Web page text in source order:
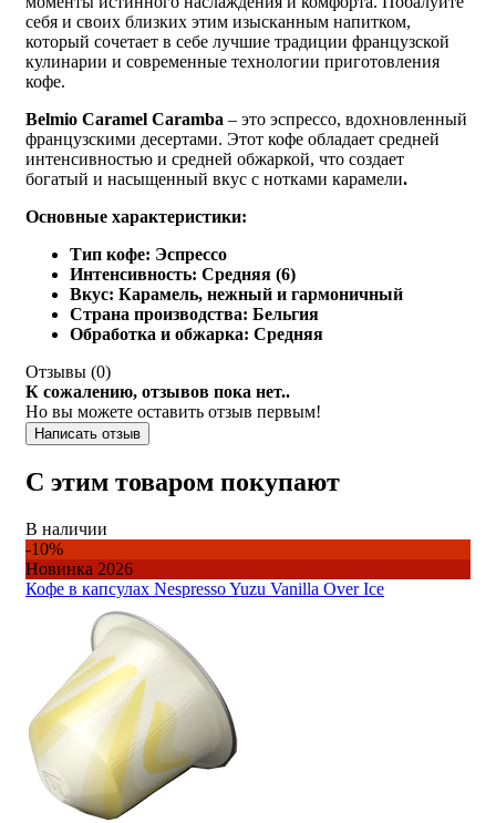
себя и своих близких этим изысканным напитком,
который сочетает в себе лучшие традиции французской
кулинарии и современные технологии приготовления
кофе.
Belmio Caramel Caramba – это эспрессо, вдохновленный
французскими десертами. Этот кофе обладает средней
интенсивностью и средней обжаркой, что создает
богатый и насыщенный вкус с нотками карамели.
Основные характеристики:
Тип кофе: Эспрессо
Интенсивность: Средняя (6)
Вкус: Карамель, нежный и гармоничный
Страна производства: Бельгия
Обработка и обжарка: Средняя
Отзывы (0)
К сожалению, отзывов пока нет..
Но вы можете оставить отзыв первым!
Написать отзыв
С этим товаром покупают
В наличии
-10%
Новинка 2026
Кофе в капсулах Nespresso Yuzu Vanilla Over Ice